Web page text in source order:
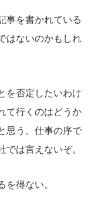
事を書かれている
はないのかもしれ
を否定したいわけ
て行くのはどうか
思う。仕事の序で
は言えないぞ。
を得ない。